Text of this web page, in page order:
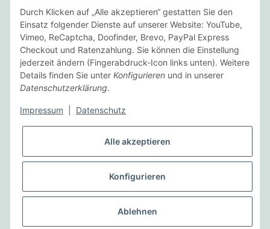
Folgende Zahlungsarten bieten wir an:
Wir versenden mit:
Gesetzliche Informationen
Vertrag widerrufen
* Alle Preise inkl. gesetzlicher USt., zzgl.Versand
Durch Klicken auf „Alle akzeptieren“ gestatten Sie den
Einsatz folgender Dienste auf unserer Website: YouTube,
Vimeo, ReCaptcha, Doofinder, Brevo, PayPal Express
Checkout und Ratenzahlung. Sie können die Einstellung
jederzeit ändern (Fingerabdruck-Icon links unten). Weitere
Details finden Sie unter Konfigurieren und in unserer
Datenschutzerklärung.
Impressum Datenschutz
Alle akzeptieren
Konfigurieren
Ablehnen